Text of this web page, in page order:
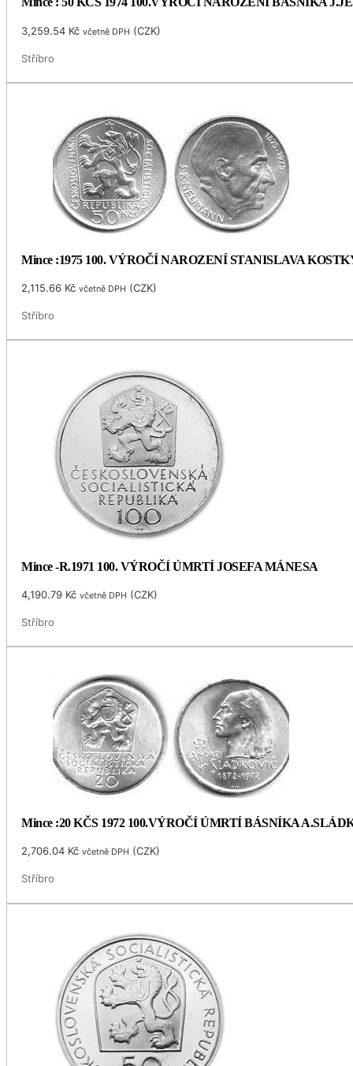
3,259.54 Kč včetně DPH (CZK)
Stříbro
Mince :1975 100. VÝROČÍ NAROZENÍ STANISLAVA
2,115.66 Kč včetně DPH (CZK)
Stříbro
Mince -R.1971 100. VÝROČÍ ÚMRTÍ JOSEFA MÁNESA
4,190.79 Kč včetně DPH (CZK)
Stříbro
Mince :20 KČS 1972 100.VÝROČÍ ÚMRTÍ BÁSNÍKA
2,706.04 Kč včetně DPH (CZK)
Stříbro